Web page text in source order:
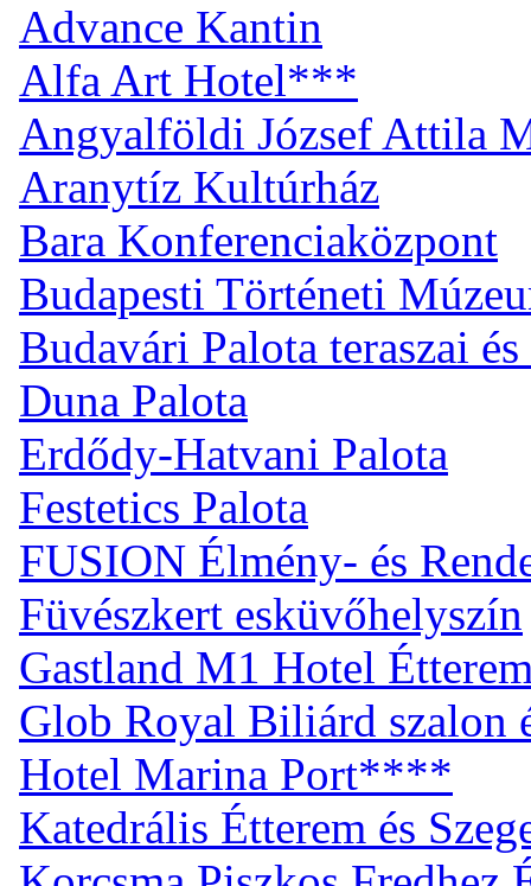
Advance Kantin
Alfa Art Hotel***
Angyalföldi József Attila
Aranytíz Kultúrház
Bara Konferenciaközpont
Budapesti Történeti
Budavári Palota teraszai
Duna Palota
Erdődy-Hatvani Palota
Festetics Palota
FUSION Élmény- és
Füvészkert esküvőhelyszín
Gastland M1 Hotel
Glob Royal Biliárd szalon
Hotel Marina Port****
Katedrális Étterem és